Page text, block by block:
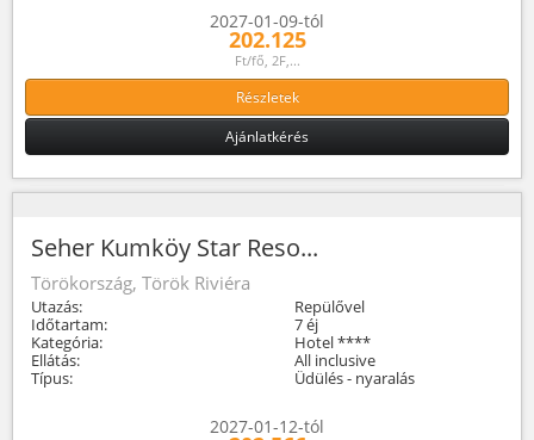
2027-01-09-tól
202.125
Ft/fő, 2F,...
Részletek
Ajánlatkérés
Seher Kumköy Star Reso...
Törökország, Török Riviéra
Utazás:
Repülővel
Időtartam:
7 éj
Kategória:
Hotel ****
Ellátás:
All inclusive
Típus:
Üdülés - nyaralás
2027-01-12-tól